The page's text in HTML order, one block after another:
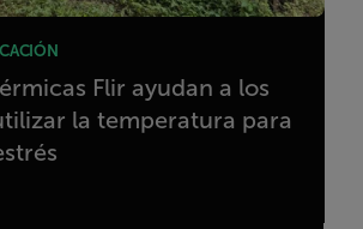
Flir ayudan a los
la temperatura para